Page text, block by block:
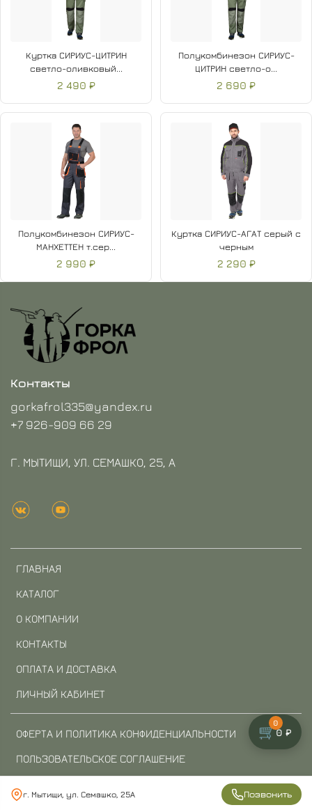
г. Мытищи, ул. Семашко, 25А Позвонить
Куртка СИРИУС-ЦИТРИН
светло-оливковый...
2 490 ₽
Полукомбинезон СИРИУС-
ЦИТРИН светло-о...
2 690 ₽
Полукомбинезон СИРИУС-
МАНХЕТТЕН т.сер...
2 990 ₽
Куртка СИРИУС-АГАТ серый с
черным
2 290 ₽
ГЛАВНАЯ
КАТАЛОГ
О КОМПАНИИ
КОНТАКТЫ
ОПЛАТА И ДОСТАВКА
ЛИЧНЫЙ КАБИНЕТ
ОФЕРТА И ПОЛИТИКА КОНФИДЕНЦИАЛЬНОСТИ
ПОЛЬЗОВАТЕЛЬСКОЕ СОГЛАШЕНИЕ
Контакты
gorkafrol335@yandex.ru
+7 926-909 66 29
Г. МЫТИЩИ, УЛ. СЕМАШКО, 25, А
🛒
0
0 ₽